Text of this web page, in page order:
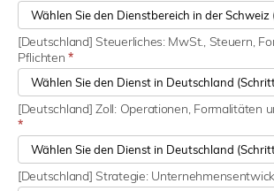
[Deutschland] Steuerliches: MwSt., Steuern,
Pflichten*
[Deutschland] Zoll: Operationen, Formalitäten
*
[Deutschland] Strategie: